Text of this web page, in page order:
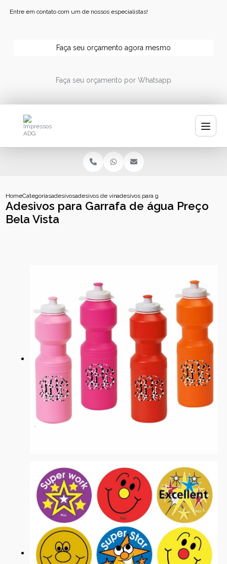
Entre em contato com um de nossos especialistas!
Faça seu orçamento agora mesmo
Faça seu orçamento por Whatsapp
HomeCategoriasadesivosadesivos de viniladesivos para garrafa de agua preco
Adesivos para Garrafa de água Preço
Bela Vista